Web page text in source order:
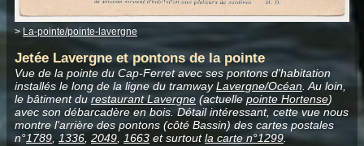
> La-pointe/pointe-lavergne
Jetée Lavergne et pontons de la pointe
Vue de la pointe du Cap-Ferret avec ses pontons d'habitation
installés le long de la ligne du tramwayLavergne/Océan. Au loin,
le bâtiment du restaurant Lavergne (actuelle pointe Hortense)
avec son débarcadère en bois. Détail intéressant, cette vue nous
montre l'arrière des pontons (côté Bassin) des cartes postales
n°1789, 1336, 2049, 1663 et surtoutla carte n°1299.